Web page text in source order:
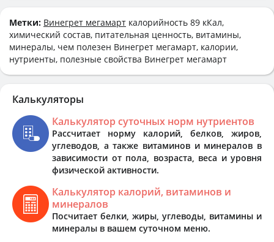
Метки: Винегрет мегамарт калорийность 89 кКал,
химический состав, питательная ценность, витамины,
минералы, чем полезен Винегрет мегамарт, калории,
нутриенты, полезные свойства Винегрет мегамарт
Калькуляторы
Калькулятор суточных норм нутриентов
Рассчитает норму калорий, белков, жиров,
углеводов, а также витаминов и минералов в
зависимости от пола, возраста, веса и уровня
физической активности.
Калькулятор калорий, витаминов и
минералов
Посчитает белки, жиры, углеводы, витамины и
минералы в вашем суточном меню.